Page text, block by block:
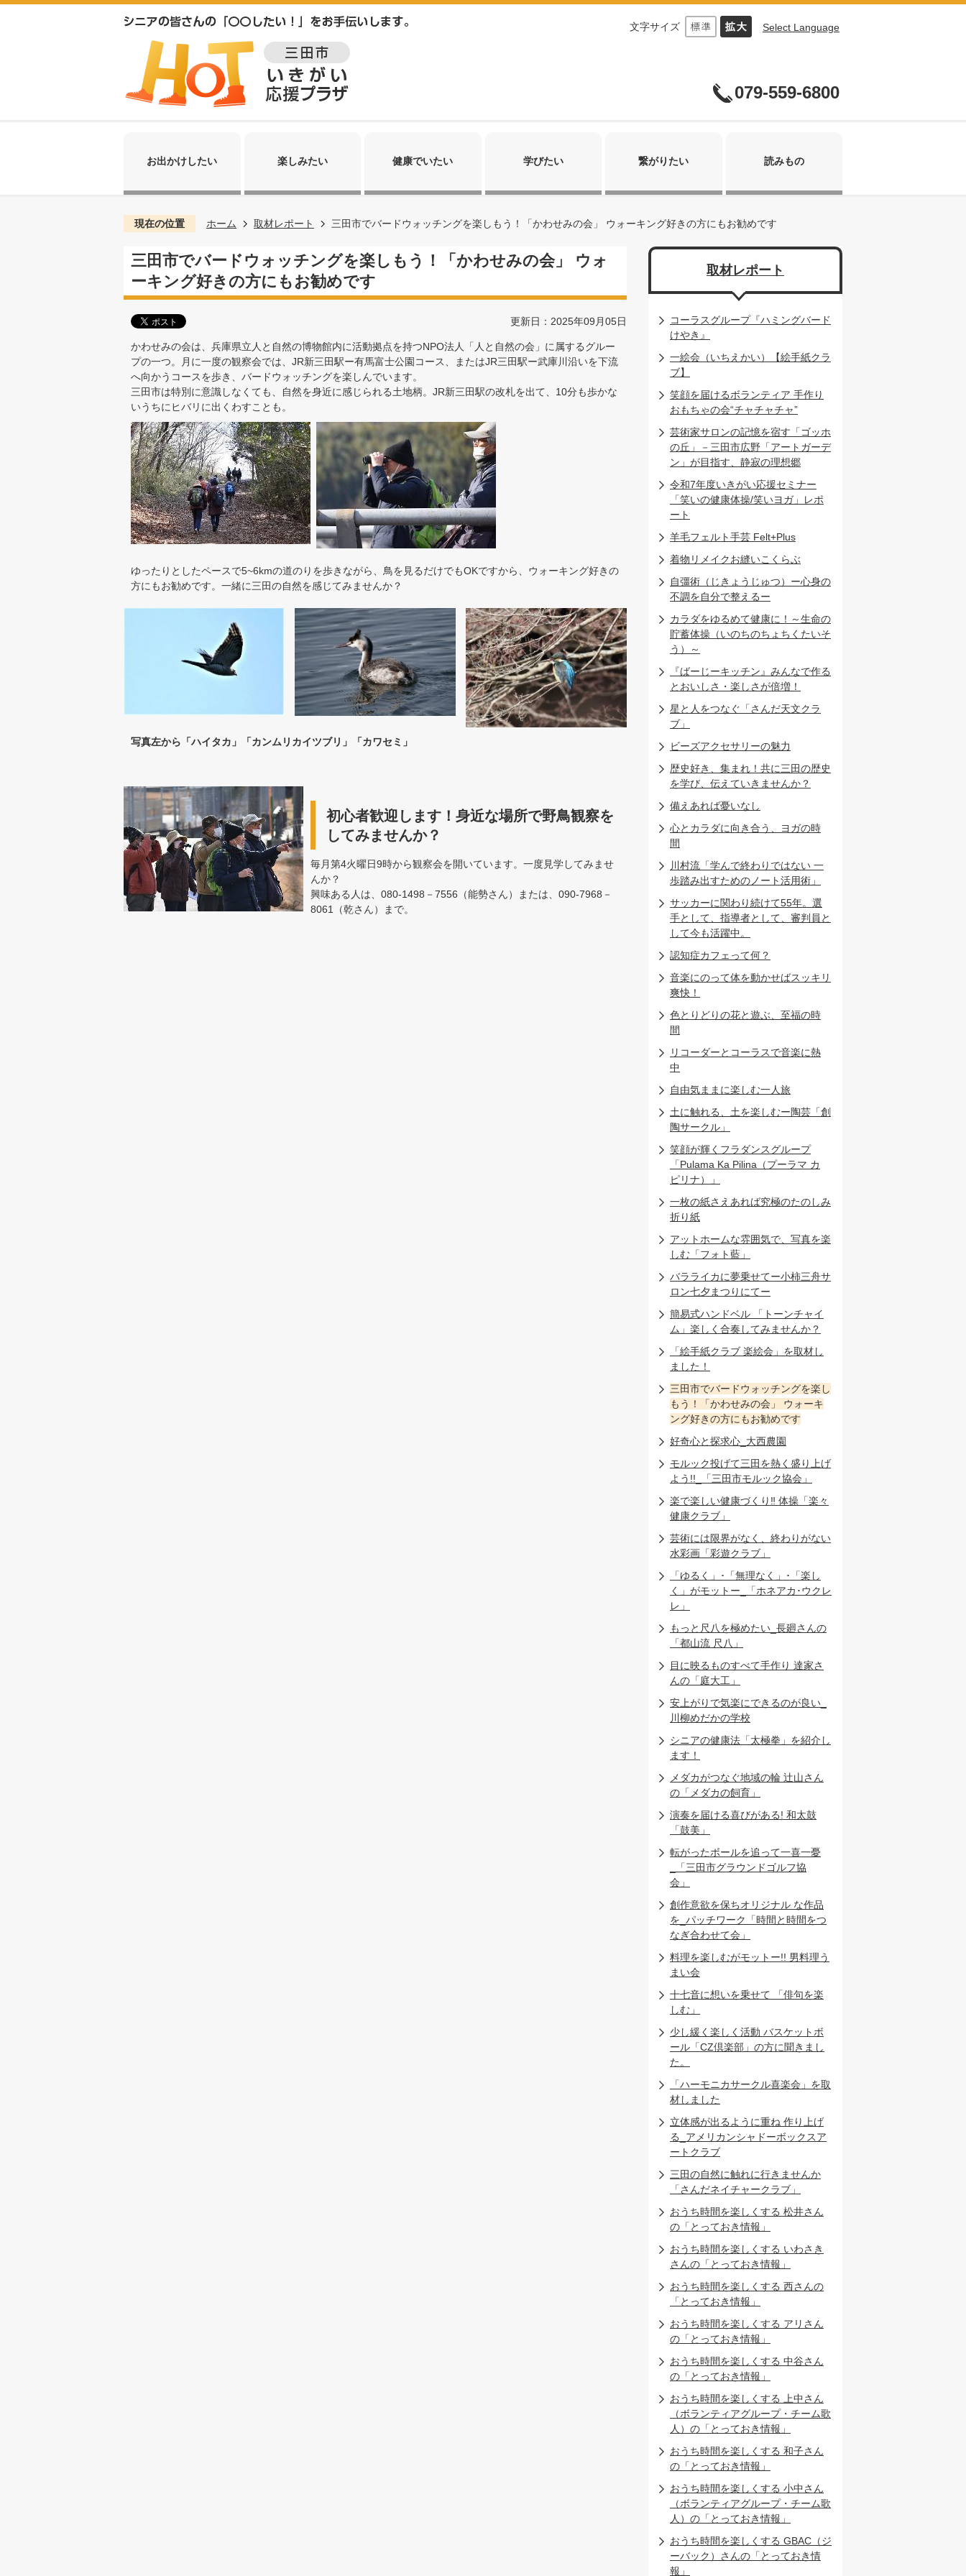
文字サイズ Select Language
079-559-6800
お出かけしたい 楽しみたい 健康でいたい 学びたい 繋がりたい 読みもの
現在の位置 ホーム 取材レポート 三田市でバードウォッチングを楽しもう！「かわせみの会」 ウォーキング好きの方にもお勧めです
三田市でバードウォッチングを楽しもう！「かわせみの会」 ウォ
ーキング好きの方にもお勧めです
更新日：2025年09月05日
かわせみの会は、兵庫県立人と自然の博物館内に活動拠点を持つNPO法人「人と自然の会」に属するグルー
プの一つ。月に一度の観察会では、JR新三田駅ー有馬富士公園コース、またはJR三田駅ー武庫川沿いを下流
へ向かうコースを歩き、バードウォッチングを楽しんでいます。
三田市は特別に意識しなくても、自然を身近に感じられる土地柄。JR新三田駅の改札を出て、10分も歩かな
いうちにヒバリに出くわすことも。
ゆったりとしたペースで5~6kmの道のりを歩きながら、鳥を見るだけでもOKですから、ウォーキング好きの
方にもお勧めです。一緒に三田の自然を感じてみませんか？
写真左から「ハイタカ」「カンムリカイツブリ」「カワセミ」
初心者歓迎します！身近な場所で野鳥観察を
してみませんか？
毎月第4火曜日9時から観察会を開いています。一度見学してみませ
んか？
興味ある人は、080-1498－7556（能勢さん）または、090-7968－
8061（乾さん）まで。
取材レポート
コーラスグループ『ハミングバード
けやき』
一絵会（いちえかい）【絵手紙クラ
ブ】
笑顔を届けるボランティア 手作り
おもちゃの会“チャチャチャ”
芸術家サロンの記憶を宿す「ゴッホ
の丘」－三田市広野「アートガーデ
ン」が目指す、静寂の理想郷
令和7年度いきがい応援セミナー
「笑いの健康体操/笑いヨガ」レポ
ート
羊毛フェルト手芸 Felt+Plus
着物リメイクお縫いこくらぶ
自彊術（じきょうじゅつ）ー心身の
不調を自分で整えるー
カラダをゆるめて健康に！～生命の
貯蓄体操（いのちのちょちくたいそ
う）～
『ばーじーキッチン』みんなで作る
とおいしさ・楽しさが倍増！
星と人をつなぐ「さんだ天文クラ
ブ」
ビーズアクセサリーの魅力
歴史好き、集まれ！共に三田の歴史
を学び、伝えていきませんか？
備えあれば憂いなし
心とカラダに向き合う、ヨガの時
間
川村流「学んで終わりではない 一
歩踏み出すためのノート活用術」
サッカーに関わり続けて55年。選
手として、指導者として、審判員と
して今も活躍中。
認知症カフェって何？
音楽にのって体を動かせばスッキリ
爽快！
色とりどりの花と遊ぶ、至福の時
間
リコーダーとコーラスで音楽に熱
中
自由気ままに楽しむ一人旅
土に触れる、土を楽しむー陶芸「創
陶サークル」
笑顔が輝くフラダンスグループ
「Pulama Ka Pilina（プーラマ カ
ピリナ）」
一枚の紙さえあれば究極のたのしみ
折り紙
アットホームな雰囲気で、写真を楽
しむ「フォト藍」
バラライカに夢乗せてー小柿三舟サ
ロン七夕まつりにてー
簡易式ハンドベル 「トーンチャイ
ム」楽しく合奏してみませんか？
「絵手紙クラブ 楽絵会」を取材し
ました！
三田市でバードウォッチングを楽し
もう！「かわせみの会」 ウォーキ
ング好きの方にもお勧めです
好奇心と探求心_大西農園
モルック投げて三田を熱く盛り上げ
よう!!_「三田市モルック協会」
楽で楽しい健康づくり‼ 体操「楽々
健康クラブ」
芸術には限界がなく、終わりがない
水彩画「彩遊クラブ」
「ゆるく」･「無理なく」･「楽し
く」がモットー_「ホネアカ･ウクレ
レ」
もっと尺八を極めたい_長廻さんの
「都山流 尺八」
目に映るものすべて手作り 達家さ
んの「庭大工」
安上がりで気楽にできるのが良い_
川柳めだかの学校
シニアの健康法「太極拳」を紹介し
ます！
メダカがつなぐ地域の輪 辻山さん
の「メダカの飼育」
演奏を届ける喜びがある! 和太鼓
「鼓美」
転がったボールを追って一喜一憂
_「三田市グラウンドゴルフ協
会」
創作意欲を保ちオリジナル な作品
を_パッチワーク「時間と時間をつ
なぎ合わせて会」
料理を楽しむがモットー!! 男料理う
まい会
十七音に想いを乗せて 「俳句を楽
しむ」
少し緩く楽しく活動 バスケットボ
ール「CZ倶楽部」の方に聞きまし
た。
「ハーモニカサークル喜楽会」を取
材しました
立体感が出るように重ね 作り上げ
る_アメリカンシャドーボックスア
ートクラブ
三田の自然に触れに行きませんか
「さんだネイチャークラブ」
おうち時間を楽しくする 松井さん
の「とっておき情報」
おうち時間を楽しくする いわさき
さんの「とっておき情報」
おうち時間を楽しくする 西さんの
「とっておき情報」
おうち時間を楽しくする アリさん
の「とっておき情報」
おうち時間を楽しくする 中谷さん
の「とっておき情報」
おうち時間を楽しくする 上中さん
（ボランティアグループ・チーム歌
人）の「とっておき情報」
おうち時間を楽しくする 和子さん
の「とっておき情報」
おうち時間を楽しくする 小中さん
（ボランティアグループ・チーム歌
人）の「とっておき情報」
おうち時間を楽しくする GBAC（ジ
ーバック）さんの「とっておき情
報」